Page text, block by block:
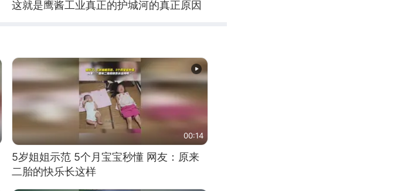
这就是鹰酱工业真正的护城河的真正原因
00:14
5岁姐姐示范 5个月宝宝秒懂 网友：原来
二胎的快乐长这样